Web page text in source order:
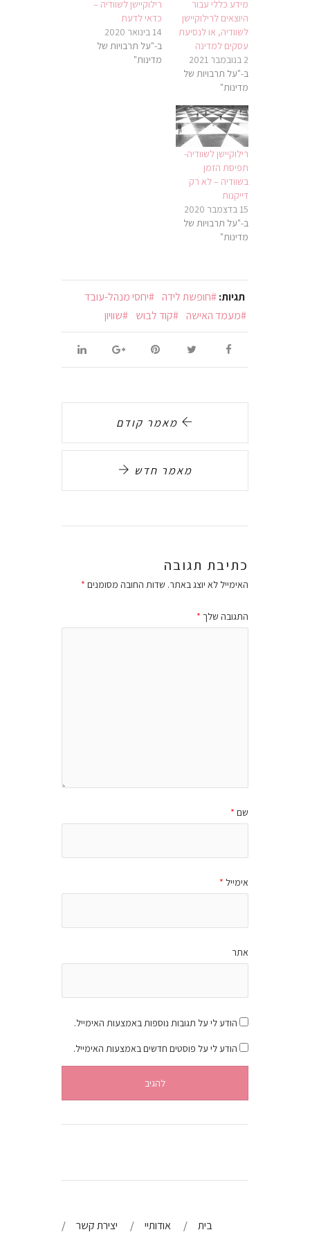
מידע כללי עבור
היוצאים לרילוקיישן
לשוודיה, או לנסיעת
עסקים למדינה
2 בנובמבר 2021
ב-"על תרבויות של
מדינות"
רילוקיישן לשוודיה –
כדאי לדעת
14 בינואר 2020
ב-"על תרבויות של
מדינות"
רילוקיישן לשוודיה-
תפיסת הזמן
בשוודיה – לא רק
דייקנות
15 בדצמבר 2020
ב-"על תרבויות של
מדינות"
תגיות: חופשת לידה
יחסי מנהל-עובד
מעמד האישה
קוד לבוש שוויון
מאמר קודם
מאמר חדש
כתיבת תגובה
האימייל לא יוצג באתר. שדות החובה מסומנים *
התגובה שלך *
שם *
אימייל *
אתר
הודע לי על תגובות נוספות באמצעות האימייל.
הודע לי על פוסטים חדשים באמצעות האימייל.
בית אודותיי יצירת קשר